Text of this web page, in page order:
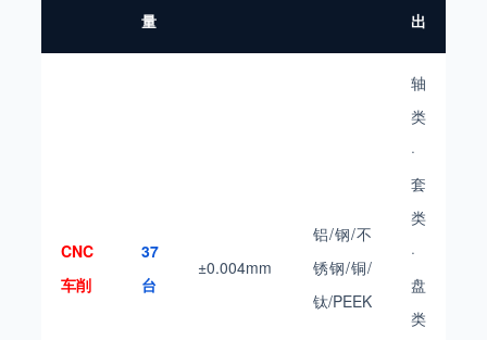
量
出
CNC
车削
37
台
±0.004mm
铝/钢/不
锈钢/铜/
钛/PEEK
轴
类
·
套
类
·
盘
类